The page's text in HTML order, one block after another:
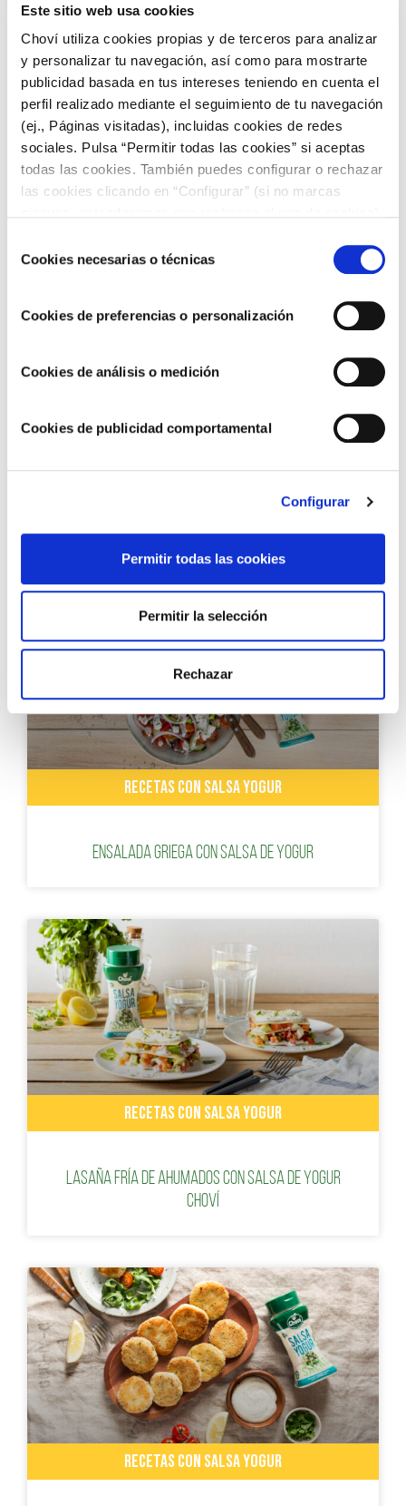
Este sitio web usa cookies
Choví utiliza cookies propias y de terceros para analizar
y personalizar tu navegación, así como para mostrarte
publicidad basada en tus intereses teniendo en cuenta el
perfil realizado mediante el seguimiento de tu navegación
(ej., Páginas visitadas), incluidas cookies de redes
sociales. Pulsa “Permitir todas las cookies” si aceptas
todas las cookies. También puedes configurar o rechazar
las cookies clicando en “Configurar” (si no marcas
COOKIES.
deCookies necesarias o técnicas
Cookies de preferencias o personalización
Cookies de análisis o medición
Cookies de publicidad comportamental
Configurar
Permitir todas las cookies
Permitir la selección
Rechazar
RECETAS CON SALSA YOGUR
Tacos de cordero con verduritas encurtidas y
salsa de yogur
RECETAS CON SALSA YOGUR
Potaje de Garbanzos con Hierbas Frescas y
RECETAS CON SALSA YOGUR
Ensalada griega con salsa de yogur
RECETAS CON SALSA YOGUR
Lasaña fría de ahumados con salsa de yogur
Choví
RECETAS CON SALSA YOGUR